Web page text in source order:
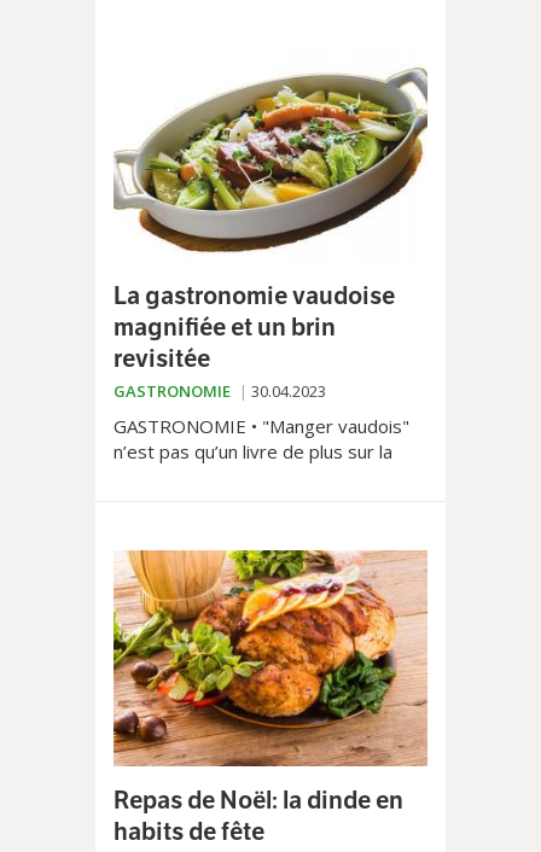
La gastronomie vaudoise
magnifiée et un brin
revisitée
GASTRONOMIE 30.04.2023
GASTRONOMIE • "Manger vaudois"
n’est pas qu’un livre de plus sur la
restaurateurs locaux.
Repas de Noël: la dinde en
habits de fête